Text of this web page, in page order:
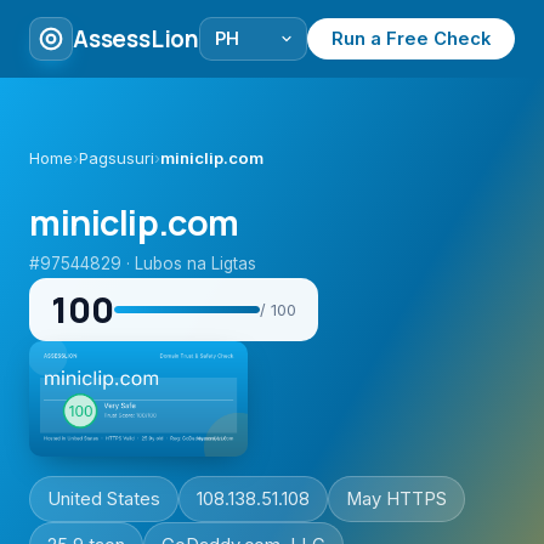
AssessLion Run a Free Check
Home›Pagsusuri›miniclip.com
miniclip.com
#97544829 · Lubos na Ligtas
100 / 100
United States 108.138.51.108 May HTTPS